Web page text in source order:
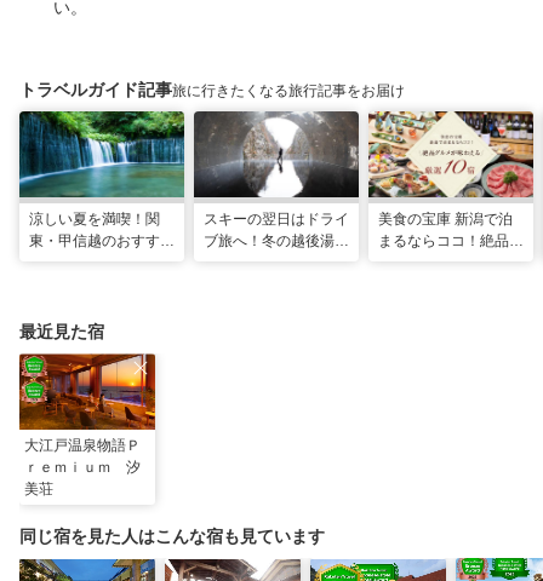
い。
トラベルガイド記事旅に行きたくなる旅行記事をお届け
涼しい夏を満喫！関
東・甲信越のおすすめ
スキーの翌日はドライ
ブ旅へ！冬の越後湯沢
美食の宝庫 新潟で泊
まるならココ！絶品グ
最近見た宿
大江戸温泉物語Ｐ
ｒｅｍｉｕｍ 汐
美荘
同じ宿を見た人はこんな宿も見ています